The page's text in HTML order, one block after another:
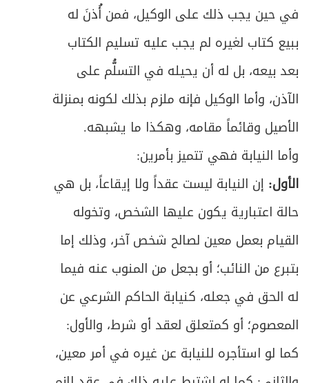
في حين يجب ذلك على الوكيل، فمن أُذنَ له
ببيع كتاب لغيره لم يجب عليه تسليم الكتاب
بعد بيعه، بل له أن يحيله في التسلُّم على
الآذن، وأما الوكيل فإنه ملزم بذلك لكونه بمنزلة
الأصيل وقائماً مقامه، وهكذا ما يشبهه.
وأما النيابة فهي تتميز بأمرين:
الأول: إن النيابة ليست عقداً ولا إيقاعاً، بل هي
حالة اعتبارية يكون عليها الشخص، وتخوله
القيام بعمل معين لصالح شخص آخر، وذلك إما
بتبرع من النائب؛ أو بجعل من المنوب عنه فيما
له الحق في جعله، كنيابة الحاكم الشرعي عن
المعصوم؛ أو كمتعلق لعقد أو شرط، والأول:
كما لو استأجره للنيابة عن غيره في أمر معين،
ص
430 المبحث الأول: في الكفاءة في الدين
ص
431 المبحث الثاني: في من يحرم تزوجه بالقرابة
ص
445
المبحث الثالث: في من يحرم التزوج منه لغير
القرابة
457 الفصل الثاني: في العقد والمتعاقدين
ص
460 المبحث الأول: في صيغة العقد
465 المبحث الثاني: في أهلية المتعاقدين
472 المبحث الثالث: في أحكام البطلان والفسخ
ص الفصل الثالث: في آثار الزواج
493 المبحث الأول: في المهر وأحكامه
ص